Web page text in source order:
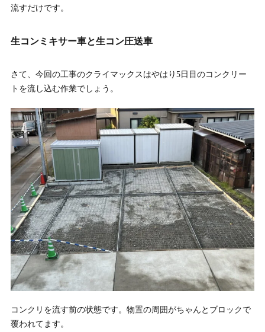
流すだけです。
生コンミキサー車と生コン圧送車
さて、今回の工事のクライマックスはやはり5日目のコンクリー
トを流し込む作業でしょう。
コンクリを流す前の状態です。物置の周囲がちゃんとブロックで
覆われてます。